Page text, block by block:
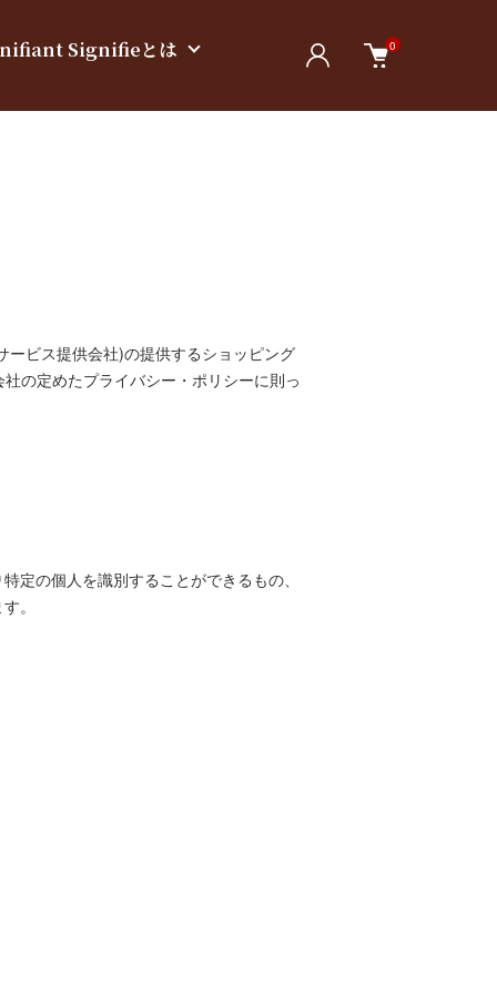
Signifieとは 0
ービス提供会社)の提供するショッピング
の定めたプライバシー・ポリシーに則っ
定の個人を識別することができるもの、
。